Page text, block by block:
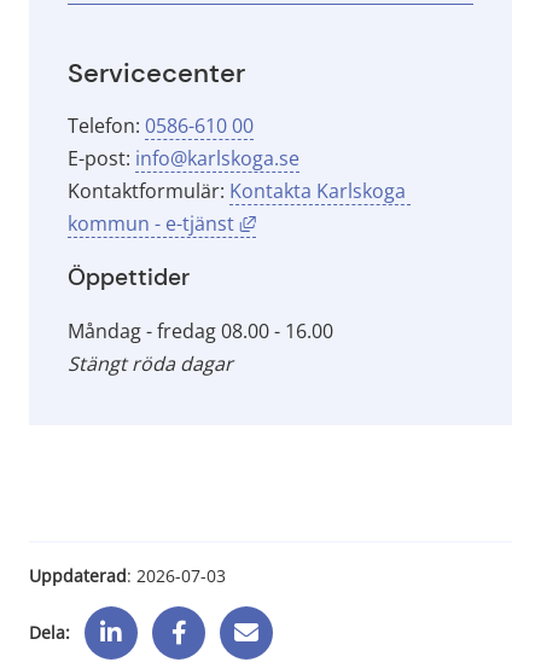
Servicecenter
Telefon: 0586-610 00
E-post: info@karlskoga.se
Kontaktformulär: Kontakta Karlskoga
kommun - e-tjänst
Länk till annan webbplats,
Öppettider
Måndag - fredag 08.00 - 16.00
Stängt röda dagar
Uppdaterad: 2026-07-03
Dela: